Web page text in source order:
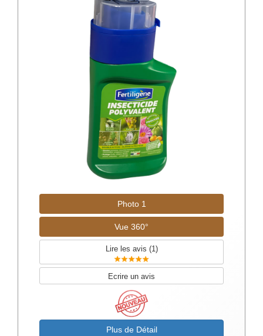
Photo 1
Vue 360°
Lire les avis (1)
Ecrire un avis
Plus de Détail